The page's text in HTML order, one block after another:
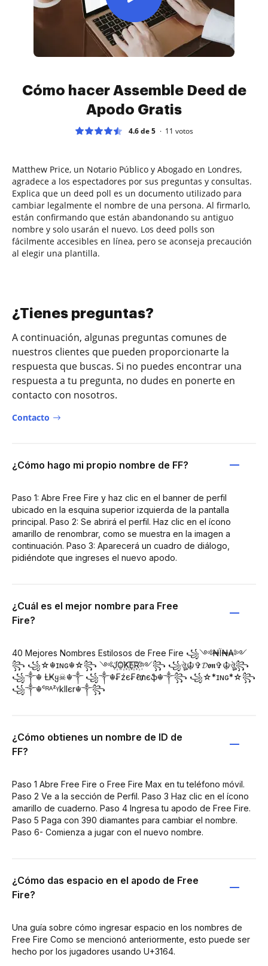
Cómo hacer Assemble Deed de
Apodo Gratis
4.6 de 5 11 votos
Matthew Price, un Notario Público y Abogado en Londres,
agradece a los espectadores por sus preguntas y consultas.
Explica que un deed poll es un documento utilizado para
cambiar legalmente el nombre de una persona. Al firmarlo,
están confirmando que están abandonando su antiguo
nombre y solo usarán el nuevo. Los deed polls son
fácilmente accesibles en línea, pero se aconseja precaución
al elegir una plantilla.
¿Tienes preguntas?
A continuación, algunas preguntas comunes de
nuestros clientes que pueden proporcionarte la
respuesta que buscas. Si no puedes encontrar una
respuesta a tu pregunta, no dudes en ponerte en
contacto con nosotros.
Contacto
¿Cómo hago mi propio nombre de FF?
Paso 1: Abre Free Fire y haz clic en el banner de perfil
ubicado en la esquina superior izquierda de la pantalla
principal. Paso 2: Se abrirá el perfil. Haz clic en el ícono
amarillo de renombrar, como se muestra en la imagen a
continuación. Paso 3: Aparecerá un cuadro de diálogo,
pidiéndote que ingreses el nuevo apodo.
¿Cuál es el mejor nombre para Free
Fire?
40 Mejores Nombres Estilosos de Free Fire ꧁༺₦Ї₦₳༻
꧂ ꧁☆☬ɪɴɢ☬☆꧂ ༺J꙰O꙰K꙰E꙰R꙰༻꧂ ꧁ঔৣ☬✞𝓓𝖔𝖓✞☬ঔৣ꧂
꧁༒☬ Ƚ︎Ҝყ☠︎☬༒ ꧁༒☬₣źє₣ℓ₥єֆ☬༒꧂ ꧁☆*ɪɴɢ*☆꧂
꧁༒☬ᶜᴿᴬᶻᵞkllєr☬༒꧂
¿Cómo obtienes un nombre de ID de
FF?
Paso 1 Abre Free Fire o Free Fire Max en tu teléfono móvil.
Paso 2 Ve a la sección de Perfil. Paso 3 Haz clic en el ícono
amarillo de cuaderno. Paso 4 Ingresa tu apodo de Free Fire.
Paso 5 Paga con 390 diamantes para cambiar el nombre.
Paso 6- Comienza a jugar con el nuevo nombre.
¿Cómo das espacio en el apodo de Free
Fire?
Una guía sobre cómo ingresar espacio en los nombres de
Free Fire Como se mencionó anteriormente, esto puede ser
hecho por los jugadores usando U+3164.